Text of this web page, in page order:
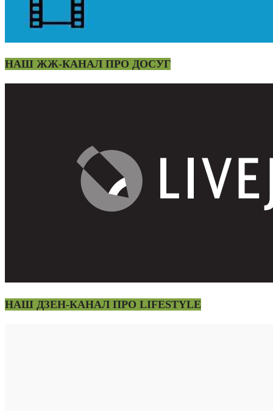
НАШ ЖЖ-КАНАЛ ПРО ДОСУГ
НАШ ДЗЕН-КАНАЛ ПРО LIFESTYLE